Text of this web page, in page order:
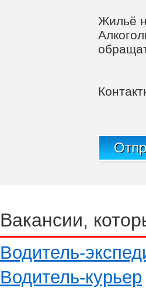
Жильё
Вакансии,
Водитель-
Водитель-курьер